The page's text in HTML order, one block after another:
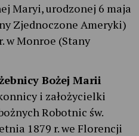
Maryi, urodzonej 6 maja
Zjednoczone Ameryki)
w Monroe (Stany
Bożej Marii
i założycielki
Robotnic św.
1879 r. we Florencji